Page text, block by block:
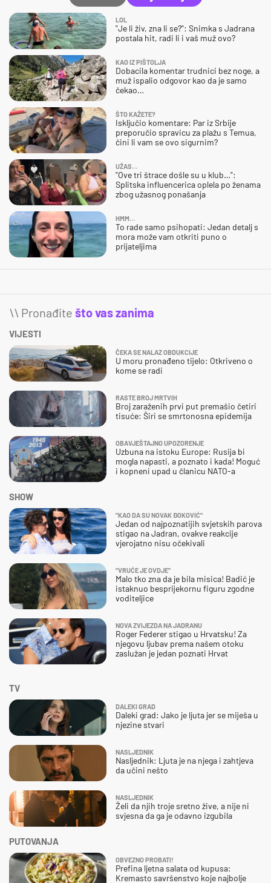
LOL
"Je li živ, zna li se?": Snimka s Jadrana
postala hit, radi li i vaš muž ovo?
KAO IZ PIŠTOLJA
Dobacila komentar trudnici bez noge, a
muž ispalio odgovor kao da je samo
čekao…
ŠTO KAŽETE?
Isključio komentare: Par iz Srbije
preporučio spravicu za plažu s Temua,
čini li vam se ovo sigurnim?
UŽAS…
"Ove tri štrace došle su u klub…":
Splitska influencerica oplela po ženama
zbog užasnog ponašanja
HMM…
To rade samo psihopati: Jedan detalj s
mora može vam otkriti puno o
prijateljima
\\ Pronađite što vas zanima
VIJESTI
ČEKA SE NALAZ OBDUKCIJE
U moru pronađeno tijelo: Otkriveno o
kome se radi
RASTE BROJ MRTVIH
Broj zaraženih prvi put premašio četiri
tisuće: Širi se smrtonosna epidemija
OBAVJEŠTAJNO UPOZORENJE
Uzbuna na istoku Europe: Rusija bi
mogla napasti, a poznato i kada! Moguć
i kopneni upad u članicu NATO-a
SHOW
"KAO DA SU NOVAK ĐOKOVIĆ"
Jedan od najpoznatijih svjetskih parova
stigao na Jadran, ovakve reakcije
vjerojatno nisu očekivali
"VRUĆE JE OVDJE"
Malo tko zna da je bila misica! Badić je
istaknuo besprijekornu figuru zgodne
voditeljice
NOVA ZVIJEZDA NA JADRANU
Roger Federer stigao u Hrvatsku! Za
njegovu ljubav prema našem otoku
zaslužan je jedan poznati Hrvat
TV
DALEKI GRAD
Daleki grad: Jako je ljuta jer se miješa u
njezine stvari
NASLJEDNIK
Nasljednik: Ljuta je na njega i zahtjeva
da učini nešto
NASLJEDNIK
Želi da njih troje sretno žive, a nije ni
svjesna da ga je odavno izgubila
PUTOVANJA
OBVEZNO PROBATI!
Prefina ljetna salata od kupusa:
Kremasto savršenstvo koje najbolje